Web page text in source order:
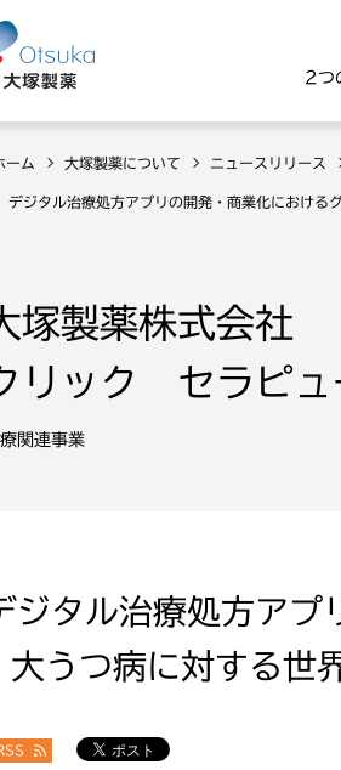
2つ
ーム 大塚製薬について ニュースリリース
デジタル治療処方アプリの開発・商業化における
塚製薬株式会社
リック セラピュ
療関連事業
ジタル治療処方アプ
大うつ病に対する世